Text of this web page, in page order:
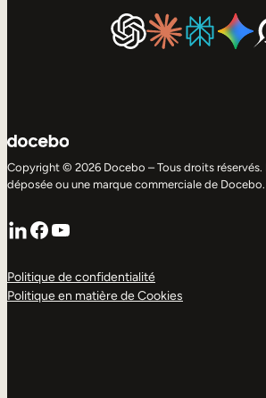
Copyright © 2026 Docebo – Tous droits
déposée ou une marque commerciale de Docebo.
LinkedIn
Facebook
YouTube
Politique de confidentialité
Politique en matière de Cookies